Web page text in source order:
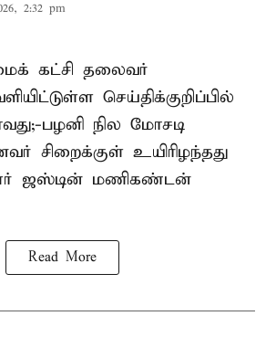
2:32 pm
கட்சி தலைவர்
செய்திக்குறிப்பில்
பழனி நில மோசடி
சிறைக்குள் உயிரிழந்தது
ஜஸ்டின் மணிகண்டன்
Read More